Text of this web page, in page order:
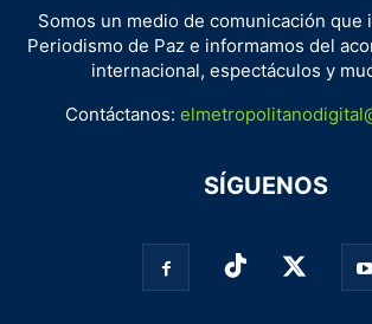
Somos un medio de comunicación que
Periodismo de Paz e informamos del
internacional, espectáculos y
Contáctanos:
SÍGUENOS